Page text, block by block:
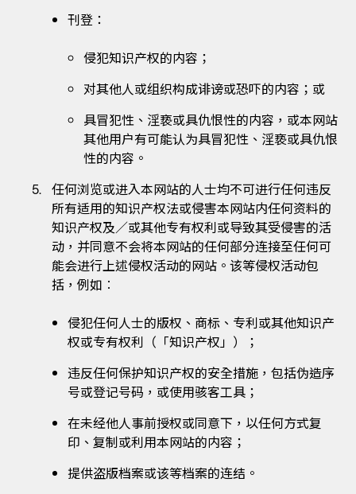
刊登：
侵犯知识产权的内容；
对其他人或组织构成诽谤或恐吓的内容；或
具冒犯性、淫亵或具仇恨性的内容，或本网站
其他用户有可能认为具冒犯性、淫亵或具仇恨
性的内容。
任何浏览或进入本网站的人士均不可进行任何违反
所有适用的知识产权法或侵害本网站内任何资料的
知识产权及／或其他专有权利或导致其受侵害的活
动，并同意不会将本网站的任何部分连接至任何可
能会进行上述侵权活动的网站。该等侵权活动包
括，例如︰
侵犯任何人士的版权、商标、专利或其他知识产
权或专有权利（「知识产权」）；
违反任何保护知识产权的安全措施，包括伪造序
号或登记号码，或使用骇客工具；
在未经他人事前授权或同意下，以任何方式复
印、复制或利用本网站的内容；
提供盗版档案或该等档案的连结。